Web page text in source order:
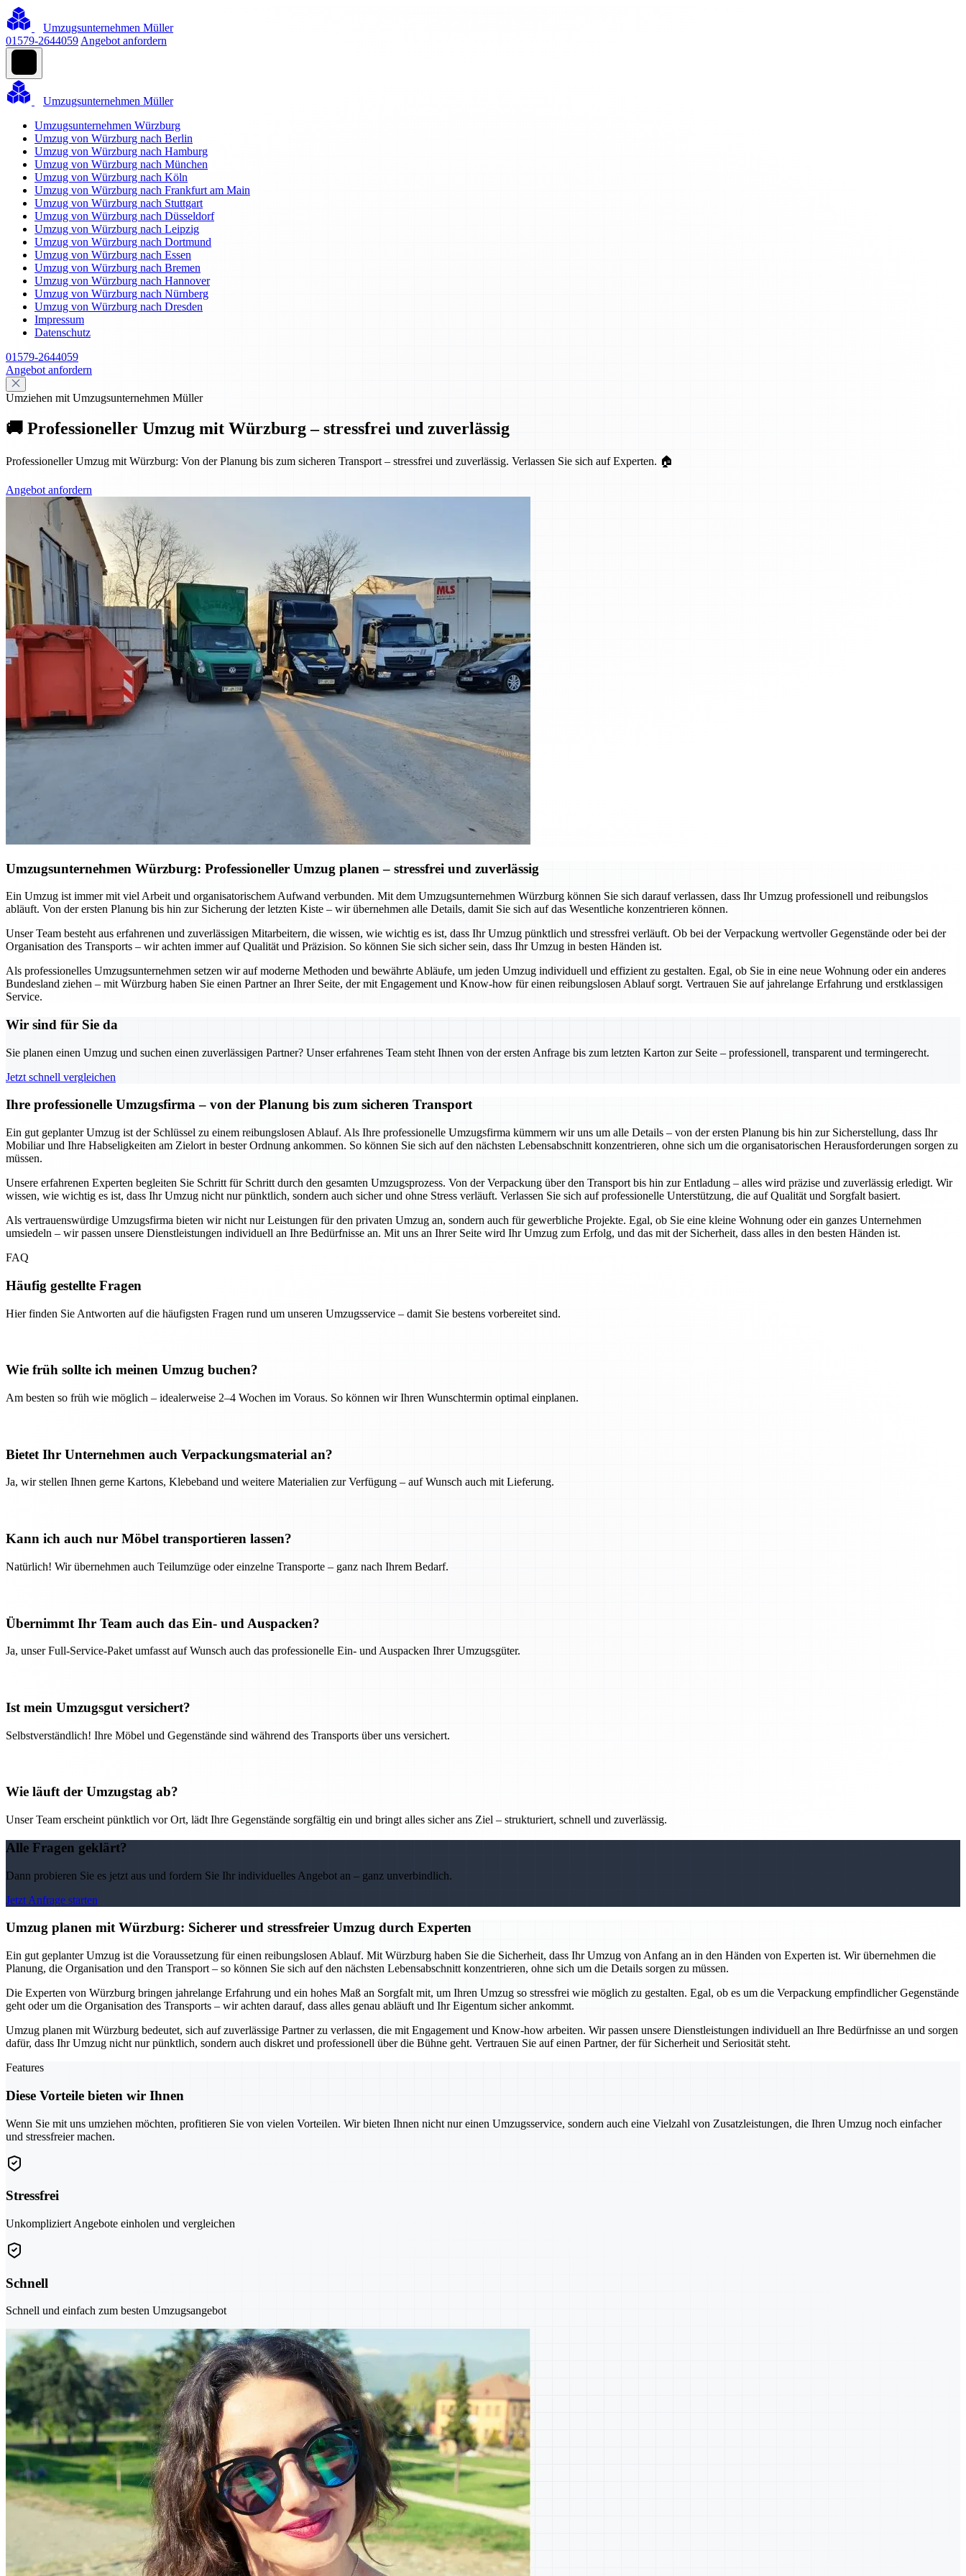
Umzugsunternehmen Müller
01579-2644059 Angebot anfordern
Umzugsunternehmen Müller
Umzugsunternehmen Würzburg
Umzug von Würzburg nach Berlin
Umzug von Würzburg nach Hamburg
Umzug von Würzburg nach München
Umzug von Würzburg nach Köln
Umzug von Würzburg nach Frankfurt am Main
Umzug von Würzburg nach Stuttgart
Umzug von Würzburg nach Düsseldorf
Umzug von Würzburg nach Leipzig
Umzug von Würzburg nach Dortmund
Umzug von Würzburg nach Essen
Umzug von Würzburg nach Bremen
Umzug von Würzburg nach Hannover
Umzug von Würzburg nach Nürnberg
Umzug von Würzburg nach Dresden
Impressum
Datenschutz
01579-2644059
Angebot anfordern
Umziehen mit Umzugsunternehmen Müller
🚚 Professioneller Umzug mit Würzburg – stressfrei und zuverlässig
Professioneller Umzug mit Würzburg: Von der Planung bis zum sicheren Transport – stressfrei und zuverlässig. Verlassen Sie sich auf Experten. 🏠
Angebot anfordern
Umzugsunternehmen Würzburg: Professioneller Umzug planen – stressfrei und zuverlässig
Ein Umzug ist immer mit viel Arbeit und organisatorischem Aufwand verbunden. Mit dem Umzugsunternehmen Würzburg können Sie sich darauf verlassen, dass Ihr Umzug professionell und reibungslos
abläuft. Von der ersten Planung bis hin zur Sicherung der letzten Kiste – wir übernehmen alle Details, damit Sie sich auf das Wesentliche konzentrieren können.
Unser Team besteht aus erfahrenen und zuverlässigen Mitarbeitern, die wissen, wie wichtig es ist, dass Ihr Umzug pünktlich und stressfrei verläuft. Ob bei der Verpackung wertvoller Gegenstände oder bei der
Organisation des Transports – wir achten immer auf Qualität und Präzision. So können Sie sich sicher sein, dass Ihr Umzug in besten Händen ist.
Als professionelles Umzugsunternehmen setzen wir auf moderne Methoden und bewährte Abläufe, um jeden Umzug individuell und effizient zu gestalten. Egal, ob Sie in eine neue Wohnung oder ein anderes
Bundesland ziehen – mit Würzburg haben Sie einen Partner an Ihrer Seite, der mit Engagement und Know-how für einen reibungslosen Ablauf sorgt. Vertrauen Sie auf jahrelange Erfahrung und erstklassigen
Service.
Wir sind für Sie da
Sie planen einen Umzug und suchen einen zuverlässigen Partner? Unser erfahrenes Team steht Ihnen von der ersten Anfrage bis zum letzten Karton zur Seite – professionell, transparent und termingerecht.
Jetzt schnell vergleichen
Ihre professionelle Umzugsfirma – von der Planung bis zum sicheren Transport
Ein gut geplanter Umzug ist der Schlüssel zu einem reibungslosen Ablauf. Als Ihre professionelle Umzugsfirma kümmern wir uns um alle Details – von der ersten Planung bis hin zur Sicherstellung, dass Ihr
Mobiliar und Ihre Habseligkeiten am Zielort in bester Ordnung ankommen. So können Sie sich auf den nächsten Lebensabschnitt konzentrieren, ohne sich um die organisatorischen Herausforderungen sorgen zu
müssen.
Unsere erfahrenen Experten begleiten Sie Schritt für Schritt durch den gesamten Umzugsprozess. Von der Verpackung über den Transport bis hin zur Entladung – alles wird präzise und zuverlässig erledigt. Wir
wissen, wie wichtig es ist, dass Ihr Umzug nicht nur pünktlich, sondern auch sicher und ohne Stress verläuft. Verlassen Sie sich auf professionelle Unterstützung, die auf Qualität und Sorgfalt basiert.
Als vertrauenswürdige Umzugsfirma bieten wir nicht nur Leistungen für den privaten Umzug an, sondern auch für gewerbliche Projekte. Egal, ob Sie eine kleine Wohnung oder ein ganzes Unternehmen
umsiedeln – wir passen unsere Dienstleistungen individuell an Ihre Bedürfnisse an. Mit uns an Ihrer Seite wird Ihr Umzug zum Erfolg, und das mit der Sicherheit, dass alles in den besten Händen ist.
FAQ
Häufig gestellte Fragen
Hier finden Sie Antworten auf die häufigsten Fragen rund um unseren Umzugsservice – damit Sie bestens vorbereitet sind.
Wie früh sollte ich meinen Umzug buchen?
Am besten so früh wie möglich – idealerweise 2–4 Wochen im Voraus. So können wir Ihren Wunschtermin optimal einplanen.
Bietet Ihr Unternehmen auch Verpackungsmaterial an?
Ja, wir stellen Ihnen gerne Kartons, Klebeband und weitere Materialien zur Verfügung – auf Wunsch auch mit Lieferung.
Kann ich auch nur Möbel transportieren lassen?
Natürlich! Wir übernehmen auch Teilumzüge oder einzelne Transporte – ganz nach Ihrem Bedarf.
Übernimmt Ihr Team auch das Ein- und Auspacken?
Ja, unser Full-Service-Paket umfasst auf Wunsch auch das professionelle Ein- und Auspacken Ihrer Umzugsgüter.
Ist mein Umzugsgut versichert?
Selbstverständlich! Ihre Möbel und Gegenstände sind während des Transports über uns versichert.
Wie läuft der Umzugstag ab?
Unser Team erscheint pünktlich vor Ort, lädt Ihre Gegenstände sorgfältig ein und bringt alles sicher ans Ziel – strukturiert, schnell und zuverlässig.
Alle Fragen geklärt?
Dann probieren Sie es jetzt aus und fordern Sie Ihr individuelles Angebot an – ganz unverbindlich.
Jetzt Anfrage starten
Umzug planen mit Würzburg: Sicherer und stressfreier Umzug durch Experten
Ein gut geplanter Umzug ist die Voraussetzung für einen reibungslosen Ablauf. Mit Würzburg haben Sie die Sicherheit, dass Ihr Umzug von Anfang an in den Händen von Experten ist. Wir übernehmen die
Planung, die Organisation und den Transport – so können Sie sich auf den nächsten Lebensabschnitt konzentrieren, ohne sich um die Details sorgen zu müssen.
Die Experten von Würzburg bringen jahrelange Erfahrung und ein hohes Maß an Sorgfalt mit, um Ihren Umzug so stressfrei wie möglich zu gestalten. Egal, ob es um die Verpackung empfindlicher Gegenstände
geht oder um die Organisation des Transports – wir achten darauf, dass alles genau abläuft und Ihr Eigentum sicher ankommt.
Umzug planen mit Würzburg bedeutet, sich auf zuverlässige Partner zu verlassen, die mit Engagement und Know-how arbeiten. Wir passen unsere Dienstleistungen individuell an Ihre Bedürfnisse an und sorgen
dafür, dass Ihr Umzug nicht nur pünktlich, sondern auch diskret und professionell über die Bühne geht. Vertrauen Sie auf einen Partner, der für Sicherheit und Seriosität steht.
Features
Diese Vorteile bieten wir Ihnen
Wenn Sie mit uns umziehen möchten, profitieren Sie von vielen Vorteilen. Wir bieten Ihnen nicht nur einen Umzugsservice, sondern auch eine Vielzahl von Zusatzleistungen, die Ihren Umzug noch einfacher
und stressfreier machen.
Stressfrei
Unkompliziert Angebote einholen und vergleichen
Schnell
Schnell und einfach zum besten Umzugsangebot